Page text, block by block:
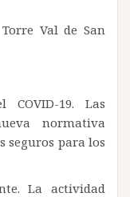
Val de San
COVID-19. Las
normativa
seguros para los
La actividad